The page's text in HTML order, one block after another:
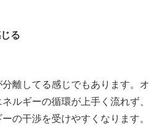
る
離してる感じでもあります。オ
ルギーの循環が上手く流れず、
の干渉を受けやすくなります。